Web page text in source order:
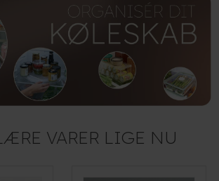
VARER LIGE NU